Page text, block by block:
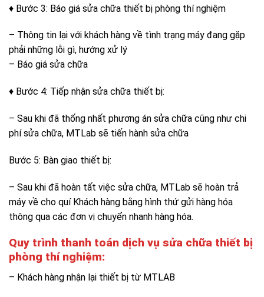
♦ Bước 3: Báo giá sửa chữa thiết bị phòng thí nghiệm
– Thông tin lại với khách hàng về tình trạng máy đang gặp
phải những lỗi gì, hướng xử lý
– Báo giá sửa chữa
♦ Bước 4: Tiếp nhận sửa chữa thiết bị:
– Sau khi đã thống nhất phương án sửa chữa cũng như chi
phí sửa chữa, MTLab sẽ tiến hành sửa chữa
Bước 5: Bàn giao thiết bị:
– Sau khi đã hoàn tất việc sửa chữa, MTLab sẽ hoàn trả
máy về cho quí Khách hàng bằng hình thứ gửi hàng hóa
thông qua các đơn vị chuyển nhanh hàng hóa.
Quy trình thanh toán dịch vụ sửa chữa thiết bị
phòng thí nghiệm:
– Khách hàng nhận lại thiết bị từ MTLAB